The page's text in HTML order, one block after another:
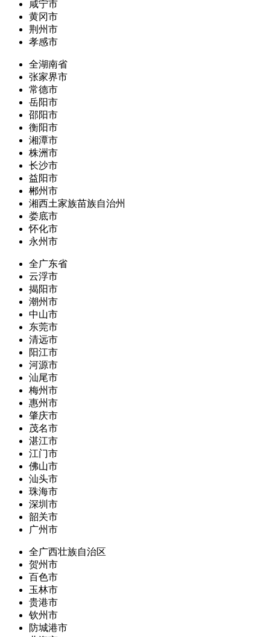
咸宁市
黄冈市
荆州市
孝感市
全湖南省
张家界市
常德市
岳阳市
邵阳市
衡阳市
湘潭市
株洲市
长沙市
益阳市
郴州市
湘西土家族苗族自治州
娄底市
怀化市
永州市
全广东省
云浮市
揭阳市
潮州市
中山市
东莞市
清远市
阳江市
河源市
汕尾市
梅州市
惠州市
肇庆市
茂名市
湛江市
江门市
佛山市
汕头市
珠海市
深圳市
韶关市
广州市
全广西壮族自治区
贺州市
百色市
玉林市
贵港市
钦州市
防城港市